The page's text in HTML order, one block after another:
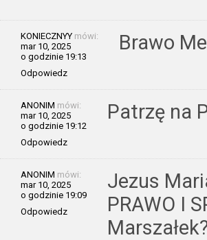
KONIECZNYY mówi:
mar 10, 2025
o godzinie 19:13
Odpowiedz
Brawo
ANONIM mówi:
mar 10, 2025
o godzinie 19:12
Odpowiedz
Patrzę na
ANONIM mówi:
mar 10, 2025
o godzinie 19:09
Odpowiedz
Jezus
PRAWO I